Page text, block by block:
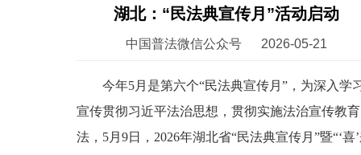
湖北：“民法典宣传月”活动启动
中国普法微信公众号 2026-05-21
今年5月是第六个“民法典宣传月”，为深入学
宣传贯彻习近平法治思想，贯彻实施法治宣传教育
法，5月9日，2026年湖北省“民法典宣传月”暨“‘喜